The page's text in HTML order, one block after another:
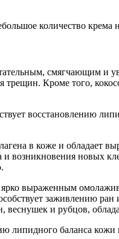
количество
смягчающим и
трещин. Кроме того,
восстановлению
в коже и обладает
возникновения новых
выраженным
заживлению
веснушек и рубцов,
липидного баланса